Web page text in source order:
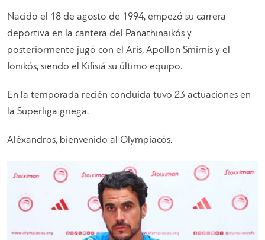
Nacido el 18 de agosto de 1994, empezó su carrera
deportiva en la cantera del Panathinaikós y
posteriormente jugó con el Aris, Apollon Smirnis y el
Ionikós, siendo el Kifisiá su último equipo.
En la temporada recién concluida tuvo 23 actuaciones en
la Superliga griega.
Aléxandros, bienvenido al Olympiacós.